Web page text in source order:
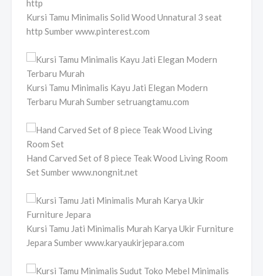
Kursi Tamu Minimalis Solid Wood Unnatural 3 seat
http Sumber www.pinterest.com
Kursi Tamu Minimalis Kayu Jati Elegan Modern
Terbaru Murah Sumber setruangtamu.com
Hand Carved Set of 8 piece Teak Wood Living Room
Set Sumber www.nongnit.net
Kursi Tamu Jati Minimalis Murah Karya Ukir Furniture
Jepara Sumber www.karyaukirjepara.com